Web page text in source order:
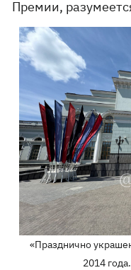
Премии,
«Празднично
2014